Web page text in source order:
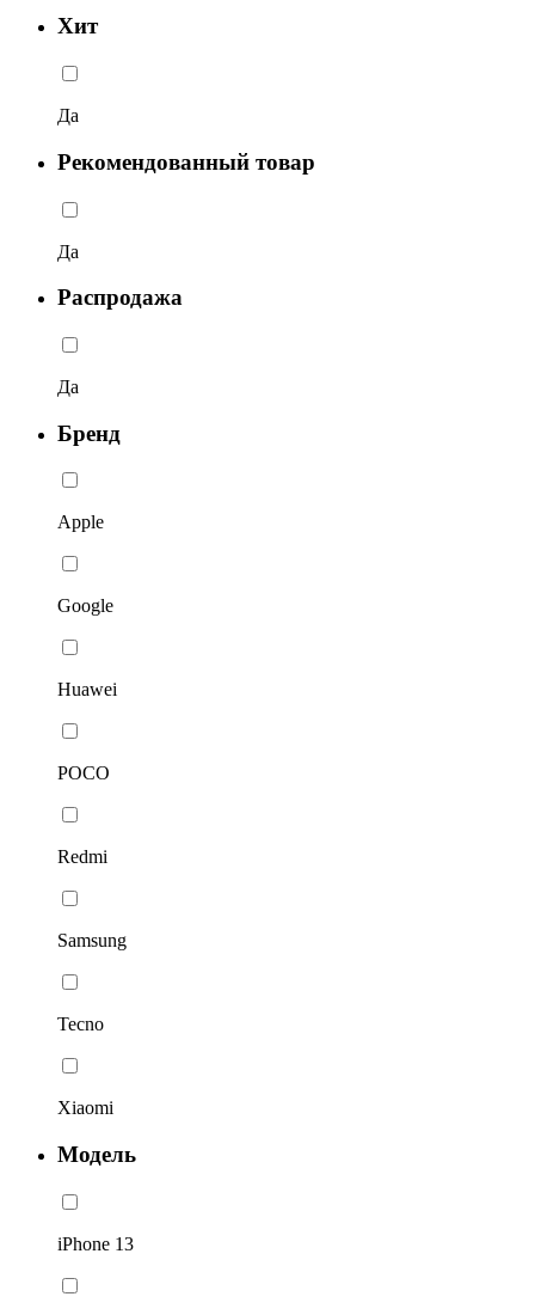
Хит
Да
Рекомендованный товар
Да
Распродажа
Да
Бренд
Apple
Google
Huawei
POCO
Redmi
Samsung
Tecno
Xiaomi
Модель
iPhone 13